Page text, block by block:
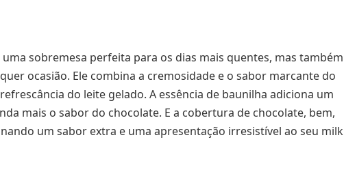
sobremesa perfeita para os dias mais quentes, mas também
ocasião. Ele combina a cremosidade e o sabor marcante do
do leite gelado. A essência de baunilha adiciona um
mais o sabor do chocolate. E a cobertura de chocolate, bem,
um sabor extra e uma apresentação irresistível ao seu milk